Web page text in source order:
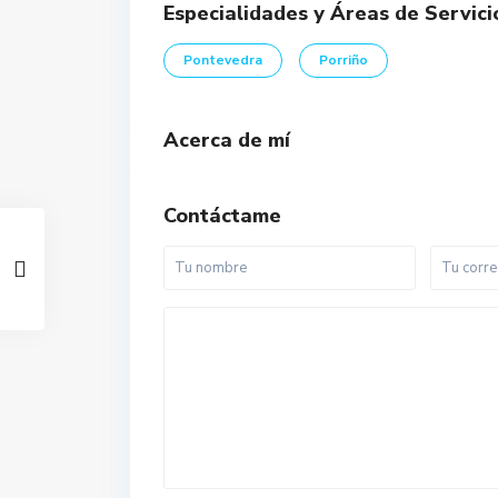
Especialidades y Áreas de
Pontevedra Porriño
Acerca de mí
Contáctame